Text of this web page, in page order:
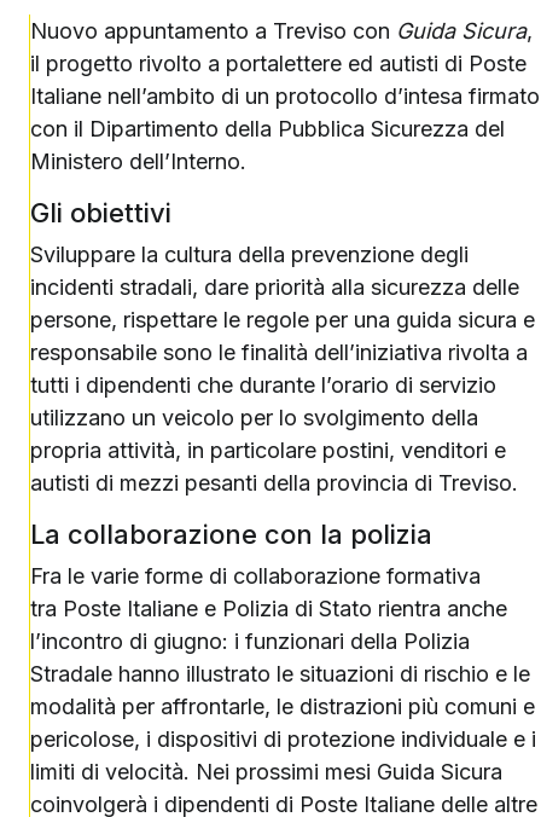
Nuovo appuntamento a Treviso con Guida Sicura,
il progetto rivolto a portalettere ed autisti di Poste
Italiane nell’ambito di un protocollo d’intesa firmato
con il Dipartimento della Pubblica Sicurezza del
Ministero dell’Interno.
Gli obiettivi
Sviluppare la cultura della prevenzione degli
incidenti stradali, dare priorità alla sicurezza delle
persone, rispettare le regole per una guida sicura e
responsabile sono le finalità dell’iniziativa rivolta a
tutti i dipendenti che durante l’orario di servizio
utilizzano un veicolo per lo svolgimento della
propria attività, in particolare postini, venditori e
autisti di mezzi pesanti della provincia di Treviso.
La collaborazione con la polizia
Fra le varie forme di collaborazione formativa
tra Poste Italiane e Polizia di Stato rientra anche
l’incontro di giugno: i funzionari della Polizia
Stradale hanno illustrato le situazioni di rischio e le
modalità per affrontarle, le distrazioni più comuni e
pericolose, i dispositivi di protezione individuale e i
limiti di velocità. Nei prossimi mesi Guida Sicura
coinvolgerà i dipendenti di Poste Italiane delle altre